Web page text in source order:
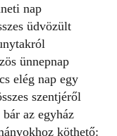
nap
üdvözült
ünnepnap
elég nap egy
szentjéről
bár az egyház
köthető: